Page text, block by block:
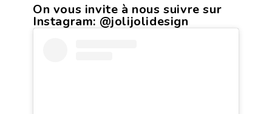
On vous invite à nous suivre sur
Instagram: @jolijolidesign